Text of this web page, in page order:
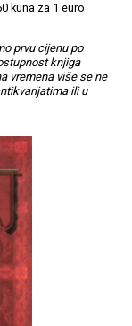
kuna za 1 euro
prvu cijenu po
knjiga
vremena više se ne
ili u